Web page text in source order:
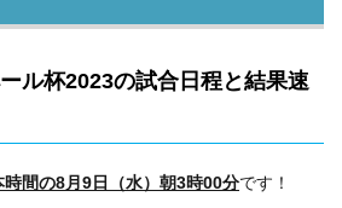
ル杯2023の試合日程と結果速
時間の8月9日（水）朝3時00分です！